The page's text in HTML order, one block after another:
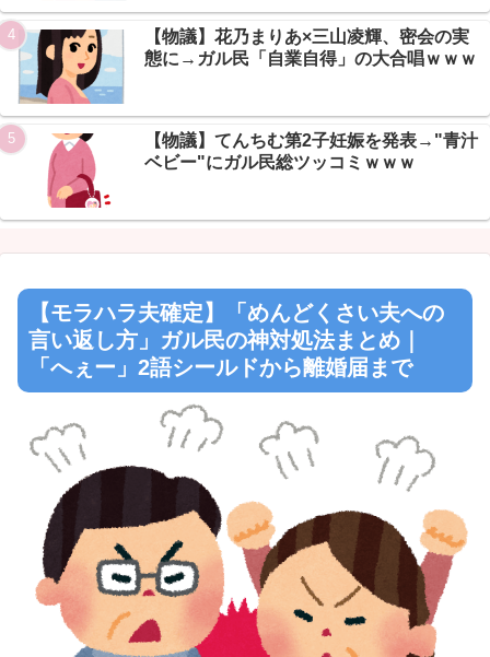
Powered by livedoor 相互RSS
【物議】花乃まりあ×三山凌輝、密会の実
態に→ガル民「自業自得」の大合唱ｗｗｗ
【物議】てんちむ第2子妊娠を発表→"青汁
ベビー"にガル民総ツッコミｗｗｗ
【モラハラ夫確定】「めんどくさい夫への
言い返し方」ガル民の神対処法まとめ｜
「へぇー」2語シールドから離婚届まで